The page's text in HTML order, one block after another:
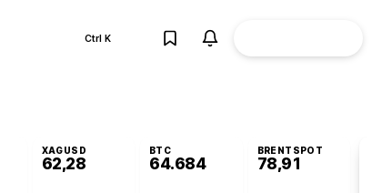
Ctrl K
XAGUSD
62,28
BTC
64.684
BRENTSPOT
78,91